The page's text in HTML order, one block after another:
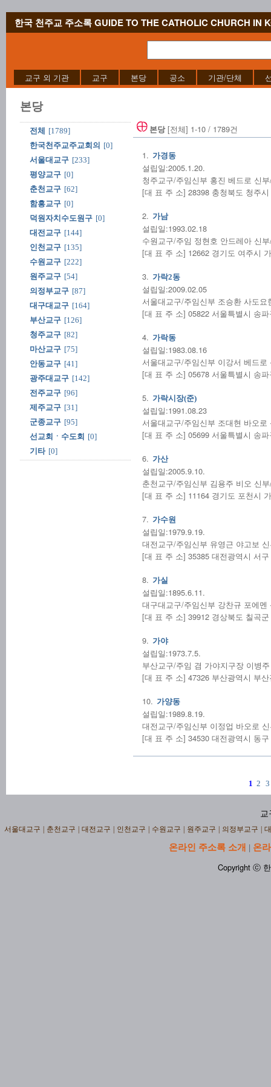
한국 천주교 주소록 GUIDE TO THE CATHOLIC CHURCH IN
교구 외 기관 교구 본당 공소 기관/단체
본당
전체
[1789]
한국천주교주교회의 [0]
서울대교구 [233]
평양교구 [0]
춘천교구 [62]
함흥교구 [0]
덕원자치수도원구 [0]
대전교구 [144]
인천교구 [135]
수원교구 [222]
원주교구 [54]
의정부교구 [87]
대구대교구 [164]
부산교구 [126]
청주교구 [82]
마산교구 [75]
안동교구 [41]
광주대교구 [142]
전주교구 [96]
제주교구 [31]
군종교구 [95]
선교회ㆍ수도회 [0]
기타 [0]
본당[전체] 1-10 / 1789건
1. 가경동
설립일:2005.1.20.
청주교구/주임신부 홍진 베드로 신
[대 표 주 소] 28398 충청북도 청주
2. 가남
설립일:1993.02.18
수원교구/주임 정현호 안드레아 신
[대 표 주 소] 12662 경기도 여주시
3. 가락2동
설립일:2009.02.05
서울대교구/주임신부 조승환 사도요
[대 표 주 소] 05822 서울특별시 송
4. 가락동
설립일:1983.08.16
서울대교구/주임신부 이강서 베드로
[대 표 주 소] 05678 서울특별시 송
5. 가락시장(준)
설립일:1991.08.23
서울대교구/주임신부 조대현 바오로
[대 표 주 소] 05699 서울특별시 송
6. 가산
설립일:2005.9.10.
춘천교구/주임신부 김용주 비오 신
[대 표 주 소] 11164 경기도 포천시
7. 가수원
설립일:1979.9.19.
대전교구/주임신부 유영근 야고보
[대 표 주 소] 35385 대전광역시 서
8. 가실
설립일:1895.6.11.
대구대교구/주임신부 강찬규 포에멘
[대 표 주 소] 39912 경상북도 칠곡
9. 가야
설립일:1973.7.5.
부산교구/주임 겸 가야지구장 이병
[대 표 주 소] 47326 부산광역시 부
10. 가양동
설립일:1989.8.19.
대전교구/주임신부 이정업 바오로
[대 표 주 소] 34530 대전광역시 동
1 2 3
교
서울대교구 춘천교구 대전교구 인천교구 수원교구 원주교구 의정부교구
온라인 주소록 소개 | 온
Copyright ⓒ